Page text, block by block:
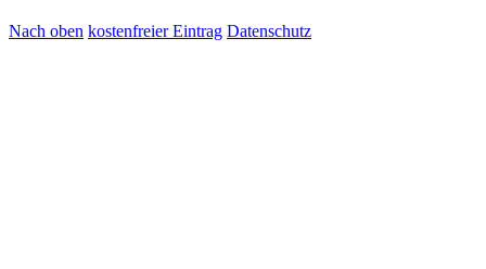
Nach oben kostenfreier Eintrag Datenschutz